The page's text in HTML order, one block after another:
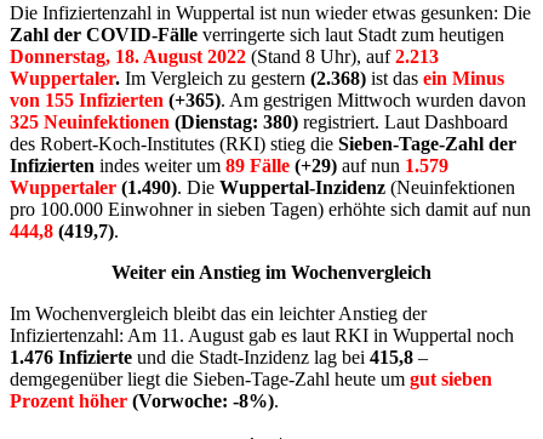
Die Infiziertenzahl in Wuppertal ist nun wieder etwas gesunken: Die
Zahl der COVID-Fälle verringerte sich laut Stadt zum heutigen
Donnerstag, 18. August 2022 (Stand 8 Uhr), auf2.213
Wuppertaler. Im Vergleich zu gestern (2.368) ist das ein Minus
von 155 Infizierten (+365). Am gestrigen Mittwoch wurden davon
325 Neuinfektionen (Dienstag: 380) registriert. Laut Dashboard
des Robert-Koch-Institutes (RKI) stieg die Sieben-Tage-Zahl der
Infizierten indes weiter um 89 Fälle (+29) auf nun 1.579
Wuppertaler (1.490). Die Wuppertal-Inzidenz (Neuinfektionen
pro 100.000 Einwohner in sieben Tagen) erhöhte sich damit auf nun
444,8 (419,7).
Weiter ein Anstieg im Wochenvergleich
Im Wochenvergleich bleibt das ein leichter Anstieg der
Infiziertenzahl: Am 11. August gab es laut RKI in Wuppertal noch
1.476 Infizierte und die Stadt-Inzidenz lag bei 415,8 –
demgegenüber liegt die Sieben-Tage-Zahl heute um gut sieben
Prozent höher (Vorwoche: -8%).